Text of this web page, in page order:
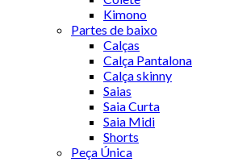
Kimono
Partes de baixo
Calças
Calça Pantalona
Calça skinny
Saias
Saia Curta
Saia Midi
Shorts
Peça Única